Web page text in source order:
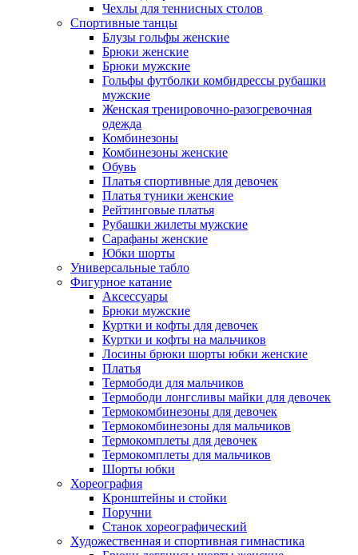
Чехлы для теннисных столов
Спортивные танцы
Блузы гольфы женские
Брюки женские
Брюки мужские
Гольфы футболки комбидрессы рубашки
мужские
Женская тренировочно-разогревочная
одежда
Комбинезоны
Комбинезоны женские
Обувь
Платья спортивные для девочек
Платья туники женские
Рейтинговые платья
Рубашки жилеты мужские
Сарафаны женские
Юбки шорты
Универсальные табло
Фигурное катание
Аксессуары
Брюки мужские
Куртки и кофты для девочек
Куртки и кофты на мальчиков
Лосины брюки шорты юбки женские
Платья
Термободи для мальчиков
Термободи лонгсливы майки для девочек
Термокомбинезоны для девочек
Термокомбинезоны для мальчиков
Термокомплеты для девочек
Термокомплеты для мальчиков
Шорты юбки
Хореография
Кронштейны и стойки
Поручни
Станок хореографический
Художественная и спортивная гимнастика